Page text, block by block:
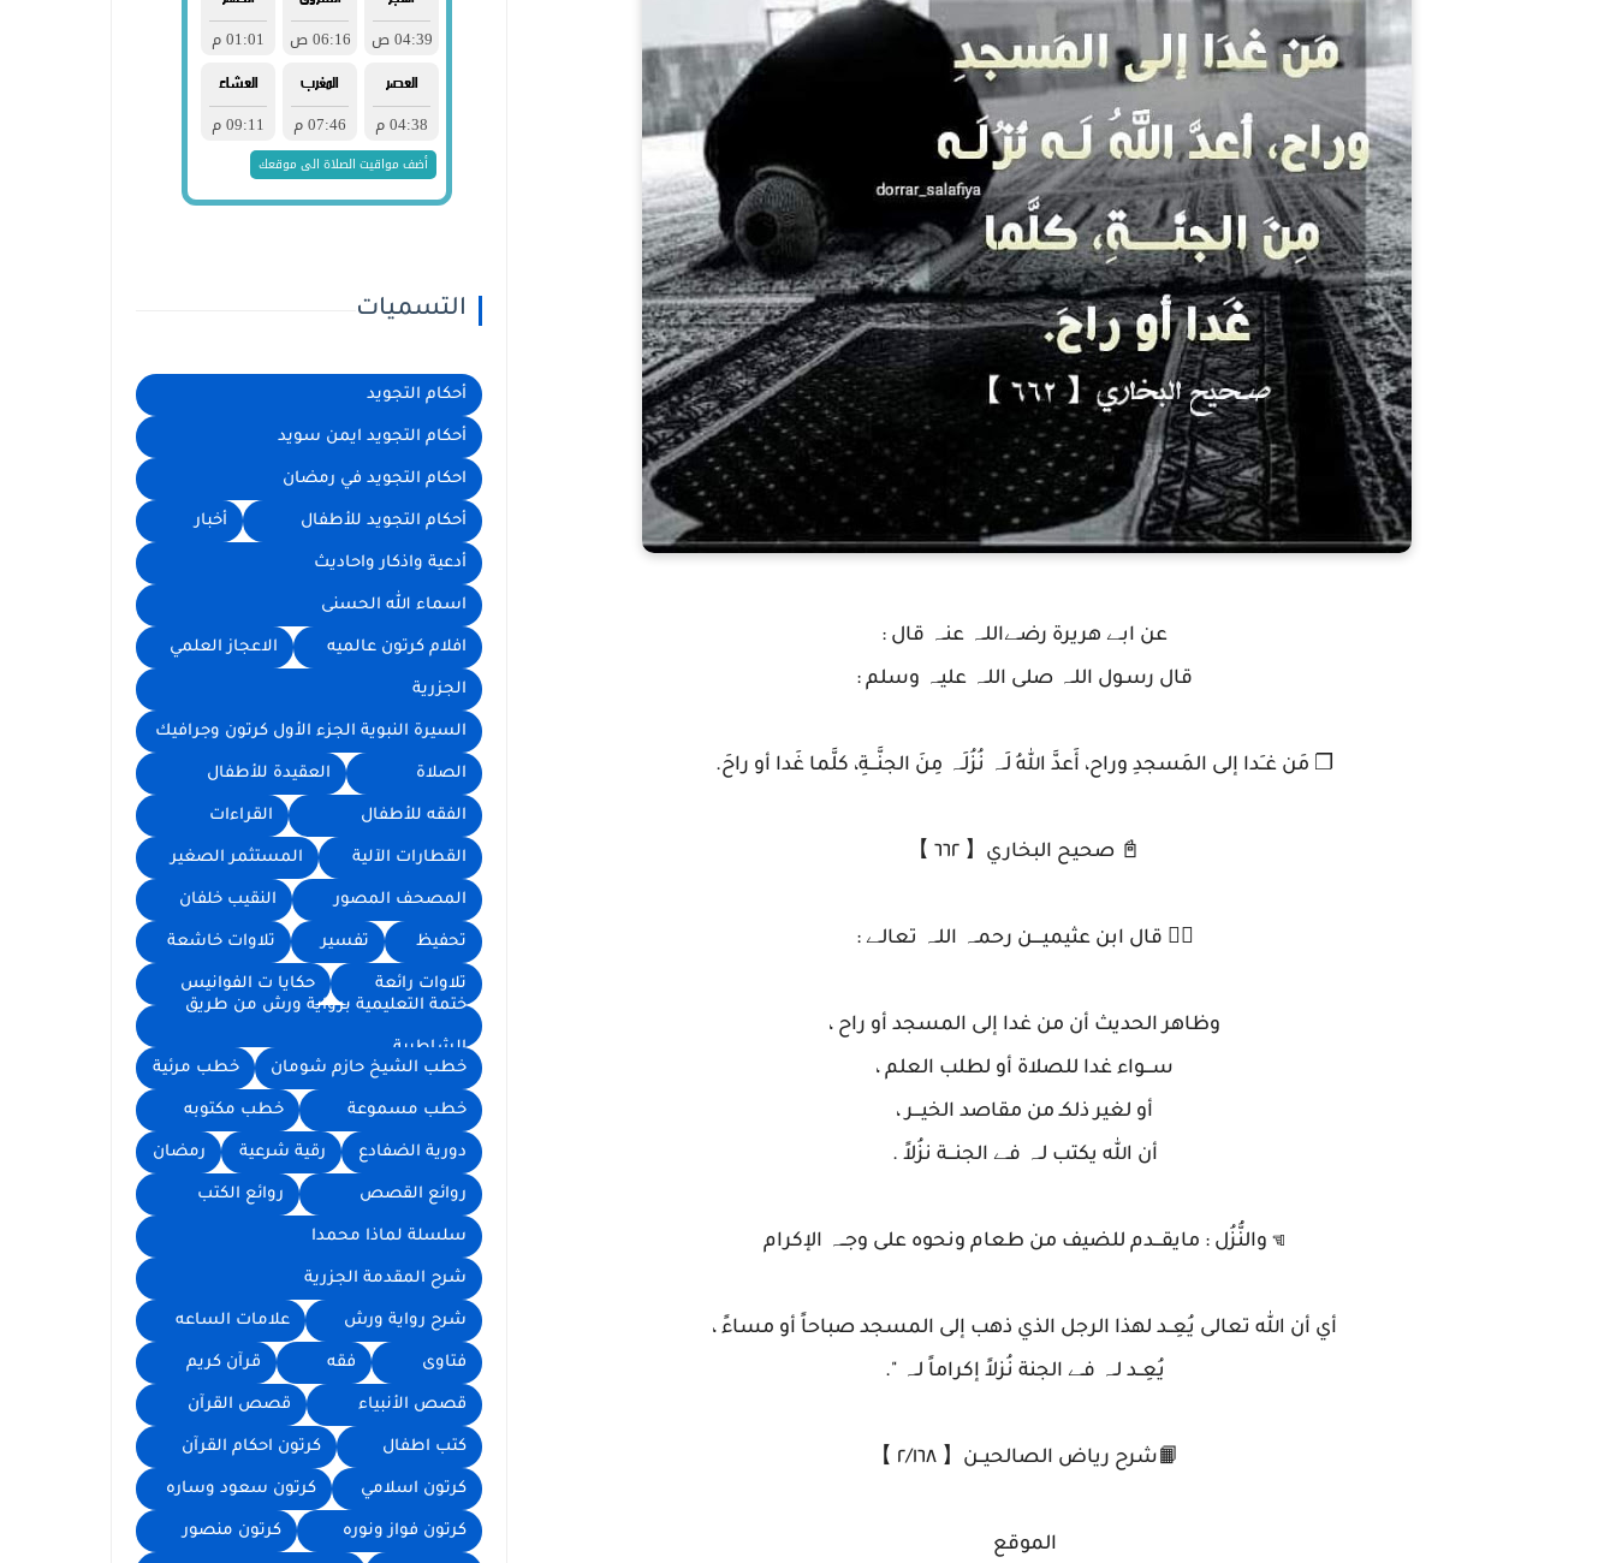
عن ابـﮯ هريرة رضـﮯاللـہ عنـہ قال :
قال رسـول اللـہ صلى اللـہ عليـہ وسلم :
❐ مَن غــَدا إلى المَسجدِ وراح، أَعدَّ اللهُ لَـہ نُزُلَـہ مِنَ الجنَّـــةِ، كلَّما غَدا أو راحَ.
📓 صحيح البخاري【 ٦٦٢ 】
✍🏼 قال ابن عثيميــــن رحمـہ اللـہ تعالـﮯ :
وظاهر الحديث أن من غدا إلى المسجد أو راح ،
ســـواء غدا للصلاة أو لطلب العلم ،
أو لغير ذلكـ من مقاصد الخيـــر ،
أن الله يكتب لـہ فـﮯ الجنـــة نزُلاً .
☜ والنُّزُل : مايقـــدم للضيف من طعام ونحوه على وجــہ الإكرام
أي أن الله تعالى يُعِــد لهذا الرجل الذي ذهب إلى المسجد صباحاً أو مساءً ،
يُعِــد لـہ فـﮯ الجنة نُزلاً إكراماً لـہ ".
📙شرح رياض الصالحيــن【 ٢/١٦٨ 】
الموقع
التسميات
أحكام التجويد
أحكام التجويد ايمن سويد
احكام التجويد في رمضان
أحكام التجويد للأطفال أخبار
أدعية واذكار واحاديث
اسماء الله الحسنى
افلام كرتون عالميه الاعجاز العلمي
الجزرية
السيرة النبوية الجزء الأول كرتون وجرافيك
الصلاة العقيدة للأطفال
الفقه للأطفال القراءات
القطارات الآلية المستثمر الصغير
المصحف المصور النقيب خلفان
تحفيظ تفسير تلاوات خاشعة
تلاوات رائعة
حكايا ت الفوانيس
ختمة التعليمية برواية ورش من طريق
الشاطبية
خطب الشيخ حازم شومان
خطب مرئية
خطب مسموعة خطب مكتوبه
دورية الضفادع رقية شرعية رمضان
روائع القصص روائع الكتب
سلسلة لماذا محمدا
شرح المقدمة الجزرية
شرح رواية ورش علامات الساعه
فتاوى فقه قرآن كريم
قصص الأنبياء قصص القرآن
كتب اطفال كرتون احكام القرآن
كرتون اسلامي كرتون سعود وساره
كرتون فواز ونوره كرتون منصور